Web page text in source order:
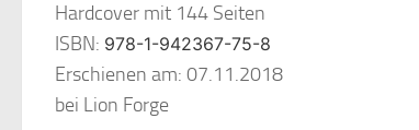
Hardcover mit 144 Seiten
ISBN: 978-1-942367-75-8
Erschienen am: 07.11.2018
bei Lion Forge